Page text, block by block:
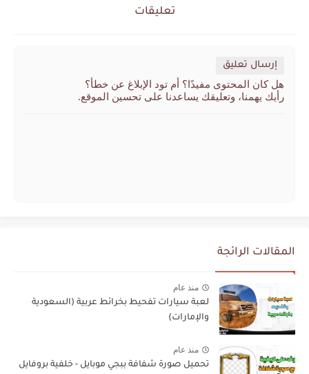
تعليقات
إرسال تعليق
هل كان المحتوى مفيدًا؟ أم تود الإبلاغ عن خطأ؟
رأيك يهمنا، وتعليقك يساعدنا على تحسين الموقع.
المقالات الرائجة
منذ عام
لعبة سيارات تفحيط بخرائط عربية (السعودية
والإمارات)
منذ عام
تحميل صورة شفافة ببجي موبايل - خلفية بروفايل